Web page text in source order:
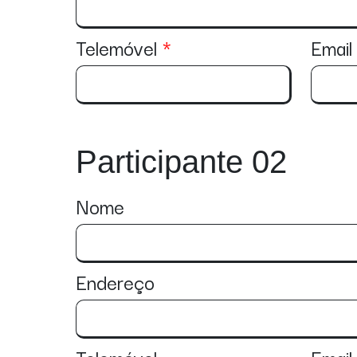
Telemóvel Email
Participante 02
Nome
Endereço